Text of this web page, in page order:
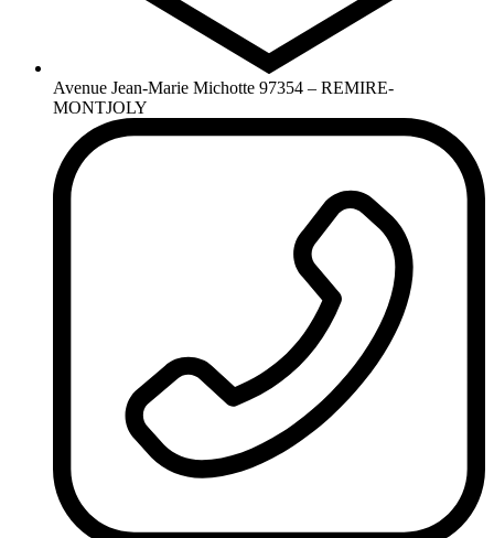
Avenue Jean-Marie Michotte 97354 – REMIRE-
MONTJOLY